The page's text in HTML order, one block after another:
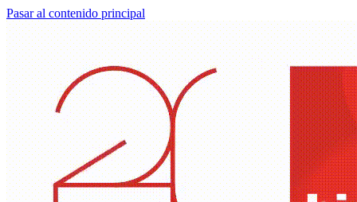
Pasar al contenido principal